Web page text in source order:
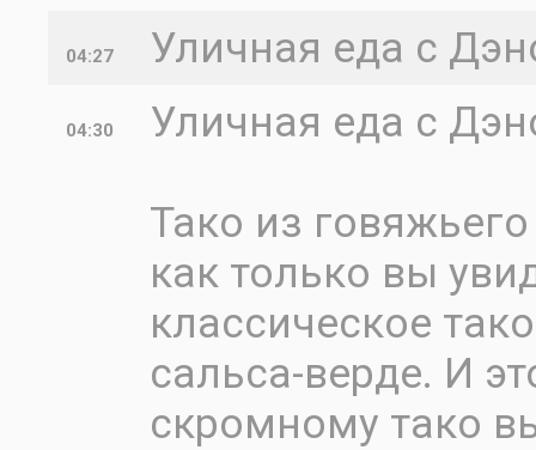
04:27 Уличная еда с
04:30
Уличная еда с
Тако из
как только вы
классическое
сальса-верде. И
скромному тако